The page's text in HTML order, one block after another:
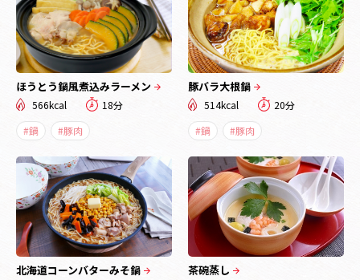
ほうとう鍋風煮込みラーメン
566kcal
18分
#鍋
#豚肉
豚バラ大根鍋
514kcal
20分
#鍋
#豚肉
北海道コーンバターみそ鍋 茶碗蒸し